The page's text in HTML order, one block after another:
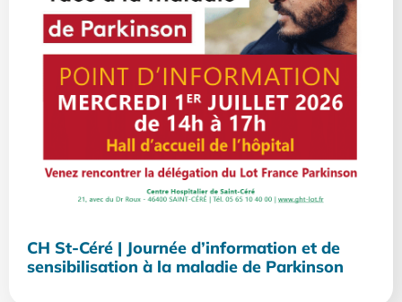
CH St-Céré | Journée d’information et de
sensibilisation à la maladie de Parkinson